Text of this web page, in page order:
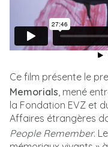
Ce film présente le
Memorials , mené
la Fondation EVZ et
Affaires étrangères
People Remember.